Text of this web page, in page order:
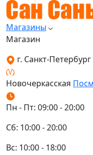
Магазины
Магазин
г. Санкт-
Новочеркасская
Пн - Пт: 09:00 - 20:00
Сб: 10:00 - 20:00
Вс: 10:00 - 18:00